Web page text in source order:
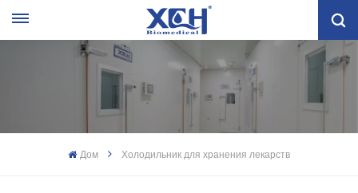
Дом Холодильник для хранения лекарств